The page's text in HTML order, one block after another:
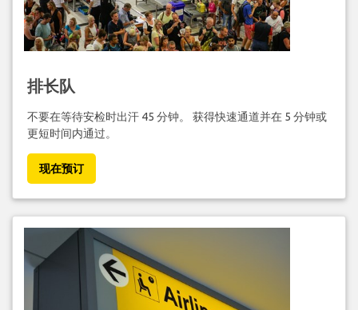
排长队
不要在等待安检时出汗 45 分钟。 获得快速通道并在 5 分钟或
更短时间内通过。
现在预订